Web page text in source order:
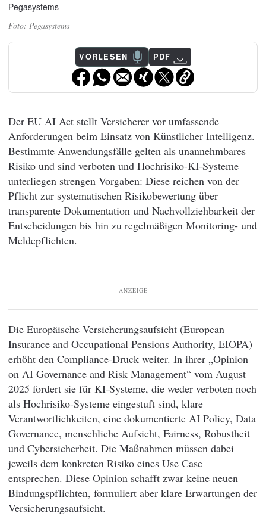
Pegasystems
Pegasystems
VORLESEN PDF
Der EU AI Act stellt Versicherer vor umfassende
Anforderungen beim Einsatz von Künstlicher Intelligenz.
Bestimmte Anwendungsfälle gelten als unannehmbares
Risiko und sind verboten und Hochrisiko-KI-Systeme
unterliegen strengen Vorgaben: Diese reichen von der
Pflicht zur systematischen Risikobewertung über
transparente Dokumentation und Nachvollziehbarkeit der
Entscheidungen bis hin zu regelmäßigen Monitoring- und
Meldepflichten.
ANZEIGE
Die Europäische Versicherungsaufsicht (European
Insurance and Occupational Pensions Authority, EIOPA)
erhöht den Compliance-Druck weiter. In ihrer „Opinion
on AI Governance and Risk Management“ vom August
2025 fordert sie für KI-Systeme, die weder verboten noch
als Hochrisiko-Systeme eingestuft sind, klare
Verantwortlichkeiten, eine dokumentierte AI Policy, Data
Governance, menschliche Aufsicht, Fairness, Robustheit
und Cybersicherheit. Die Maßnahmen müssen dabei
jeweils dem konkreten Risiko eines Use Case
entsprechen. Diese Opinion schafft zwar keine neuen
Bindungspflichten, formuliert aber klare Erwartungen der
Versicherungsaufsicht.